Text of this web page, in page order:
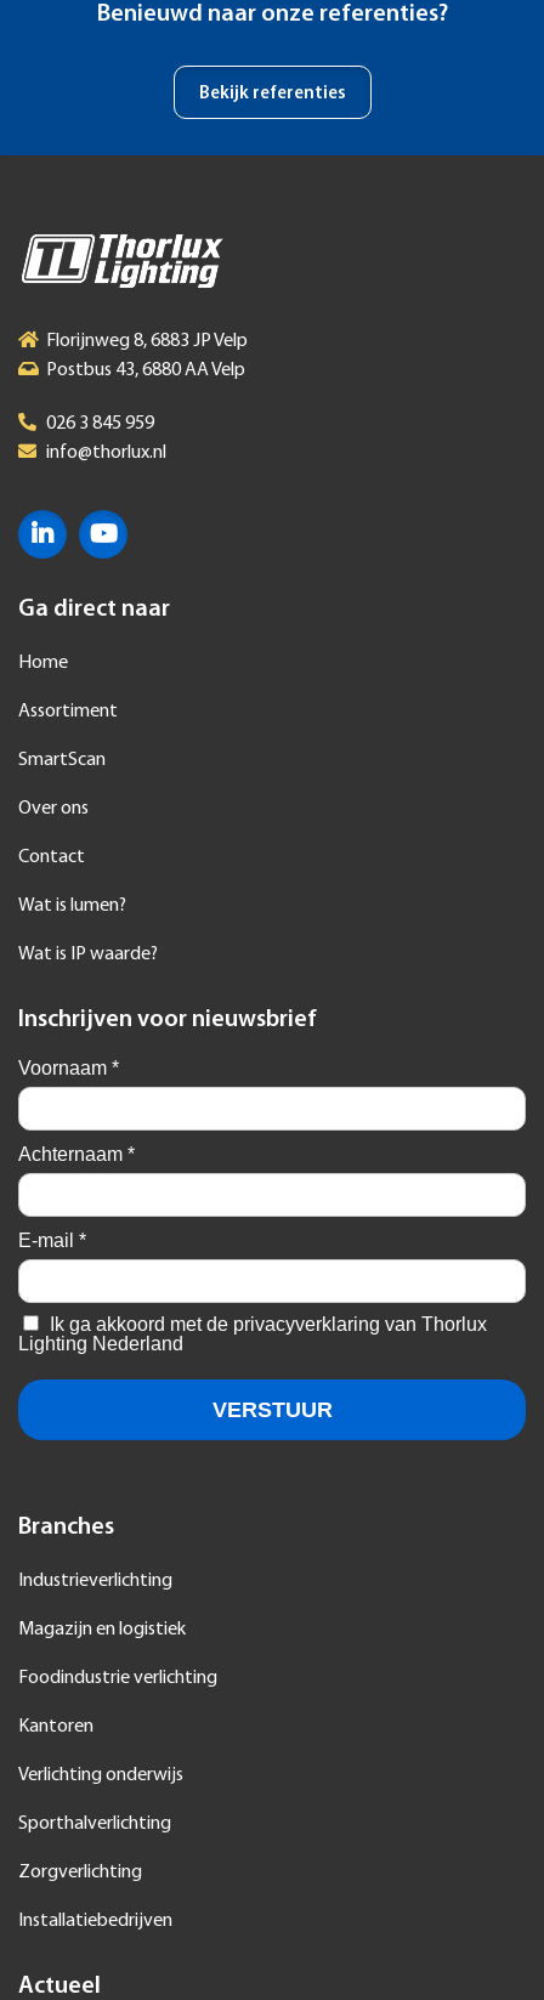
Benieuwd naar onze referenties?
Bekijk referenties
Florijnweg 8, 6883 JP Velp
Postbus 43, 6880 AA Velp
026 3 845 959
info@thorlux.nl
Ga direct naar
Home
Assortiment
SmartScan
Over ons
Contact
Wat is lumen?
Wat is IP waarde?
Inschrijven voor nieuwsbrief
Branches
Industrieverlichting
Magazijn en logistiek
Foodindustrie verlichting
Kantoren
Verlichting onderwijs
Sporthalverlichting
Zorgverlichting
Installatiebedrijven
Actueel